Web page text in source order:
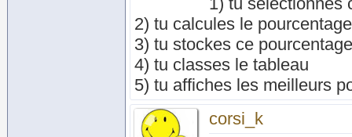
2) tu calcules le pourcentage
3) tu stockes ce
4) tu classes le tableau
5) tu affiches les meilleurs
corsi_k